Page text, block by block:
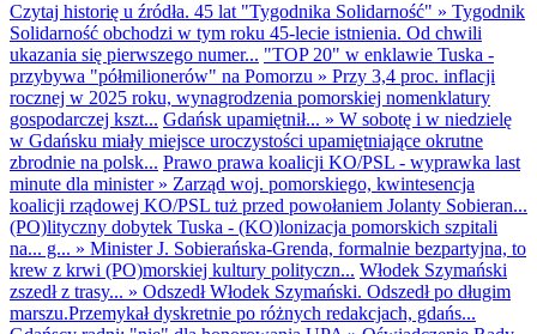
Czytaj historię u źródła. 45 lat "Tygodnika Solidarność" » Tygodnik
Solidarność obchodzi w tym roku 45-lecie istnienia. Od chwili
ukazania się pierwszego numer... "TOP 20" w enklawie Tuska -
przybywa "półmilionerów" na Pomorzu » Przy 3,4 proc. inflacji
rocznej w 2025 roku, wynagrodzenia pomorskiej nomenklatury
gospodarczej kszt... Gdańsk upamiętnił... » W sobotę i w niedzielę
w Gdańsku miały miejsce uroczystości upamiętniające okrutne
zbrodnie na polsk... Prawo prawa koalicji KO/PSL - wyprawka last
minute dla minister» Zarząd woj. pomorskiego, kwintesencja
koalicji rządowej KO/PSL tuż przed powołaniem Jolanty Sobieran...
(PO)lityczny dobytek Tuska - (KO)lonizacja pomorskich szpitali
na... g... » Minister J. Sobierańska-Grenda, formalnie bezpartyjna, to
krew z krwi (PO)morskiej kultury polityczn... Włodek Szymański
zszedł z trasy... » Odszedł Włodek Szymański. Odszedł po długim
marszu.Przemykał dyskretnie po różnych redakcjach, gdańs...